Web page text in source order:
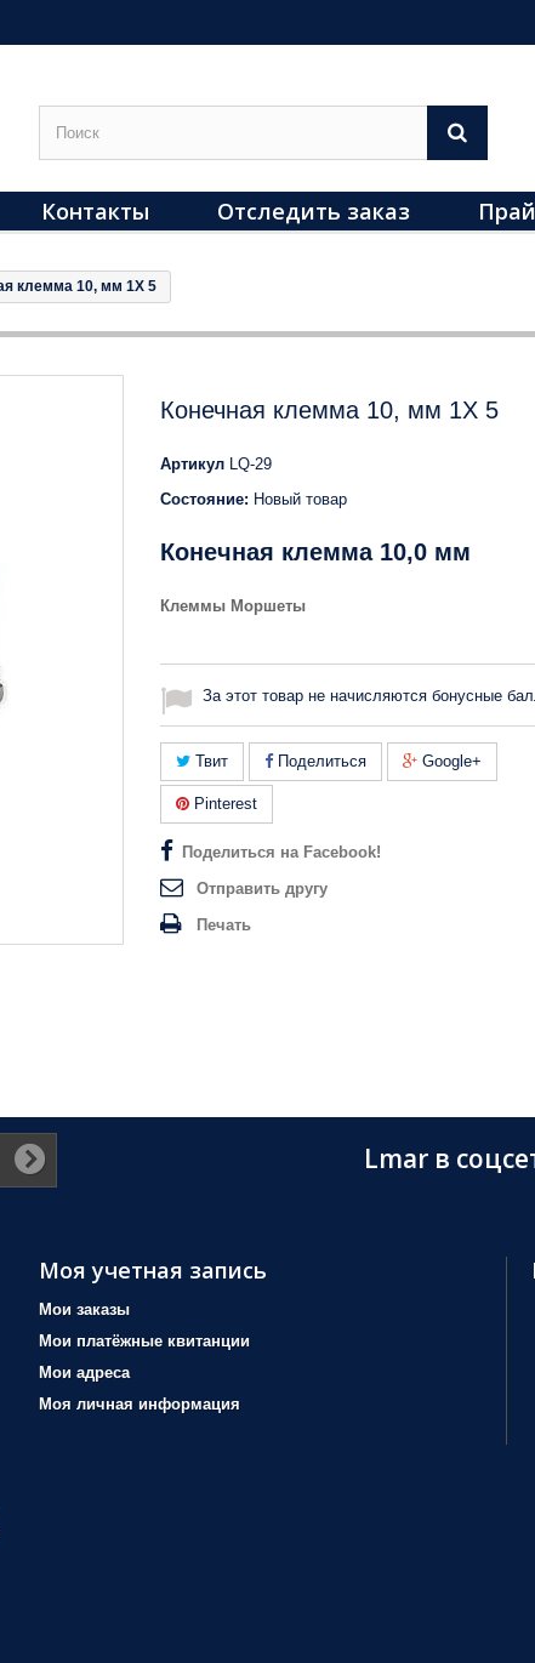
Контакты Отследить заказ
клемма 10, мм 1X 5
Конечная клемма 10, мм 1X 5
Артикул LQ-29
Состояние: Новый товар
Конечная клемма 10,0 мм
Клеммы Моршеты
За этот товар не начисляются бонусные
Твит Поделиться Google+
Pinterest
Поделиться на Facebook!
Отправить другу
Печать
Lmar в
Моя учетная запись
Мои заказы
Мои платёжные квитанции
Мои адреса
Моя личная информация